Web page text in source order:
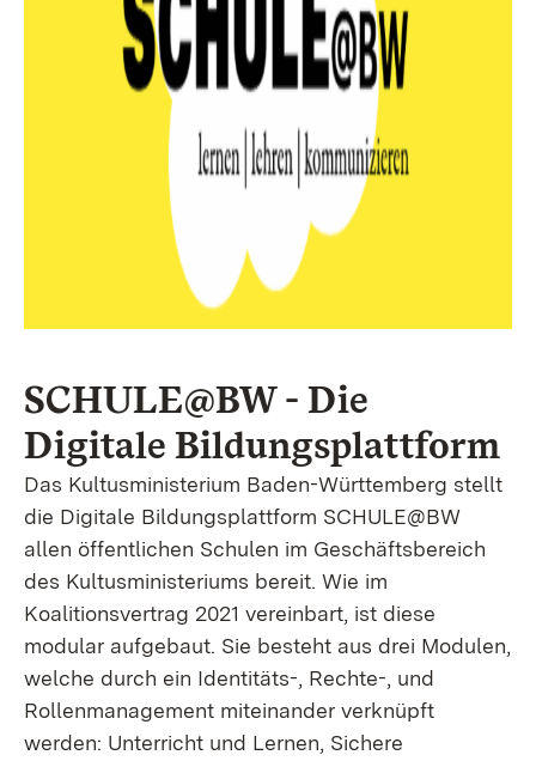
SCHULE@BW - Die
Digitale Bildungsplattform
Das Kultusministerium Baden-Württemberg stellt
die Digitale Bildungsplattform SCHULE@BW
allen öffentlichen Schulen im Geschäftsbereich
des Kultusministeriums bereit. Wie im
Koalitionsvertrag 2021 vereinbart, ist diese
modular aufgebaut. Sie besteht aus drei Modulen,
welche durch ein Identitäts-, Rechte-, und
Rollenmanagement miteinander verknüpft
werden: Unterricht und Lernen, Sichere